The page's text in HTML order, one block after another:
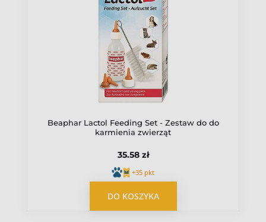
Beaphar Lactol Feeding Set - Zestaw do do
karmienia zwierząt
35.58 zł
+35 pkt
DO KOSZYKA